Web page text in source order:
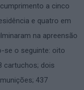
a cinco
e quatro em
na apreensão
se o seguinte: oito
cartuchos; dois
437